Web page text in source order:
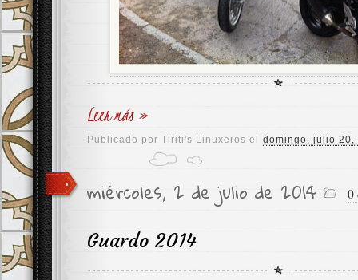
Leer más »
Publicado porTiriti's Linuxeros el domingo, julio 20,
miércoles, 2 de julio de 2014 0
Guardo 2014